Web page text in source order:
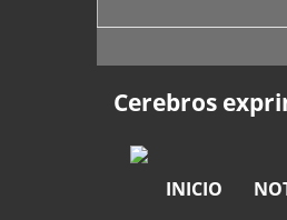
Cerebros
INICIO